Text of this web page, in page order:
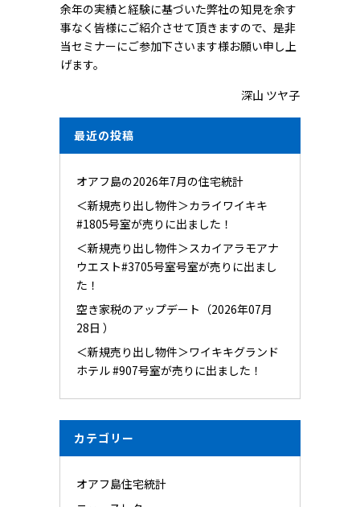
余年の実績と経験に基づいた弊社の知見を余す
事なく皆様にご紹介させて頂きますので、是非
当セミナーにご参加下さいます様お願い申し上
げます。
深山 ツヤ子
最近の投稿
オアフ島の2026年7月の住宅統計
＜新規売り出し物件＞カライワイキキ
#1805号室が売りに出ました！
＜新規売り出し物件＞スカイアラモアナ
ウエスト#3705号室号室が売りに出まし
た！
空き家税のアップデート（2026年07月
28日 ）
＜新規売り出し物件＞ワイキキグランド
ホテル #907号室が売りに出ました！
カテゴリー
オアフ島住宅統計